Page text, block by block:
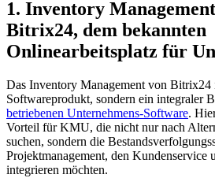
1. Inventory
Bitrix24, dem bekannten
Onlinearbeitsplatz für
Das Inventory Management von Bitrix24
Softwareprodukt, sondern ein integraler
betriebenen Unternehmens-Software.
Vorteil für KMU, die nicht nur nach
suchen, sondern die
Projektmanagement, den Kundenservice
integrieren möchten.